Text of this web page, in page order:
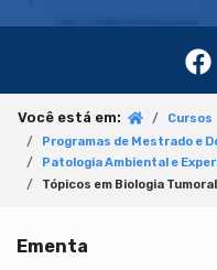
Você está em:
Cursos
Programas de Mestrado e
Patologia Ambiental e
Tópicos em Biologia Tumoral
Ementa